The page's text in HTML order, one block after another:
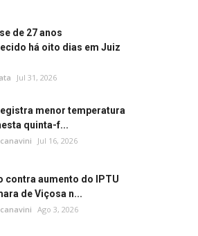
de 27 anos
há oito dias em Juiz
Jul 31, 2026
menor temperatura
quinta-f...
Jul 16, 2026
contra aumento do IPTU
de Viçosa n...
Ago 3, 2026